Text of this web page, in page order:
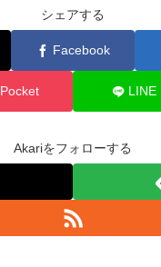
シェアする
Facebook
Pocket LINE
Akariをフォローする